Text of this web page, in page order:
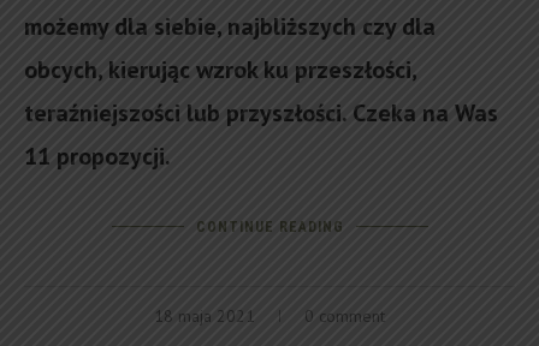
możemy dla siebie, najbliższych czy dla
obcych, kierując wzrok ku przeszłości,
teraźniejszości lub przyszłości. Czeka na Was
11 propozycji.
CONTINUE READING
18 maja 2021 0 comment